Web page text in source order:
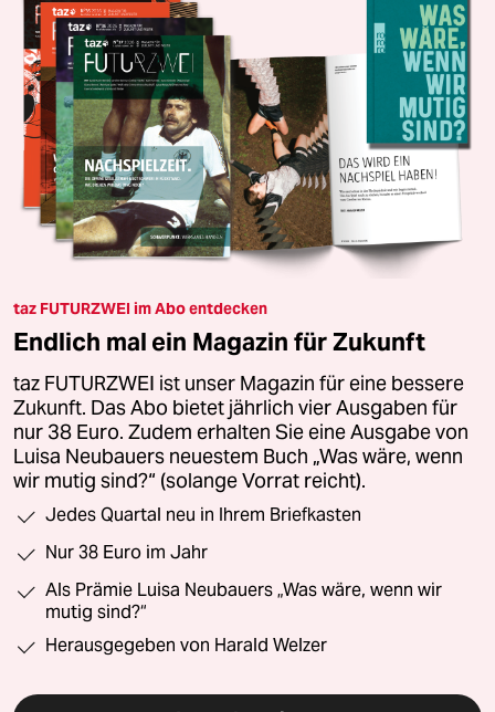
taz FUTURZWEI im Abo entdecken
Endlich mal ein Magazin für Zukunft
taz FUTURZWEI ist unser Magazin für eine bessere
Zukunft. Das Abo bietet jährlich vier Ausgaben für
nur 38 Euro. Zudem erhalten Sie eine Ausgabe von
Luisa Neubauers neuestem Buch „Was wäre, wenn
wir mutig sind?“ (solange Vorrat reicht).
Jedes Quartal neu in Ihrem Briefkasten
Nur 38 Euro im Jahr
Als Prämie Luisa Neubauers „Was wäre, wenn wir
mutig sind?“
Herausgegeben von Harald Welzer